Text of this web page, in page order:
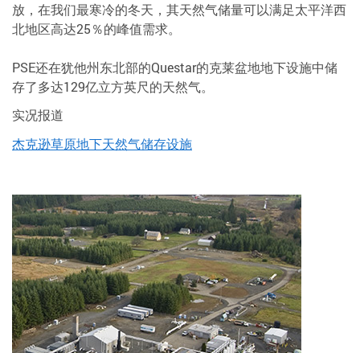
放，在我们最寒冷的冬天，其天然气储量可以满足太平洋西
北地区高达25％的峰值需求。
PSE还在犹他州东北部的Questar的克莱盆地地下设施中储
存了多达129亿立方英尺的天然气。
实况报道
杰克逊草原地下天然气储存设施